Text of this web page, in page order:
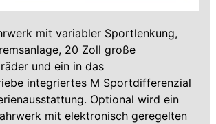
mit variabler Sportlenkung,
20 Zoll große
und ein in das
integriertes M Sportdifferenzial
Optional wird ein
mit elektronisch geregelten